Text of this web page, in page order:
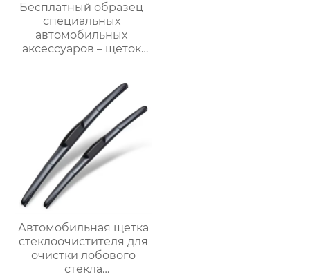
Бесплатный образец
специальных
автомобильных
аксессуаров – щеток
Автомобильная щетка
стеклоочистителя для
очистки лобового
стекла